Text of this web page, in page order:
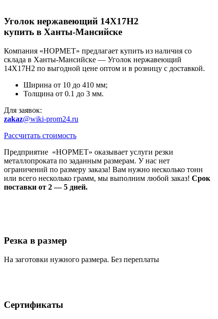
Уголок нержавеющий 14Х17Н2
купить в Ханты-Мансийске
Компания «НОРМЕТ» предлагает купить из наличия со
склада в Ханты-Мансийске — Уголок нержавеющий
14Х17Н2 по выгодной цене оптом и в розницу с доставкой.
Ширина от 10 до 410 мм;
Толщина от 0.1 до 3 мм.
Для заявок:
zakaz@wiki-prom24.ru
Рассчитать стоимость
Предприятие «НОРМЕТ» оказывает услуги резки
металлопроката по заданным размерам. У нас нет
ограничений по размеру заказа! Вам нужно несколько тонн
или всего несколько грамм, мы выполним любой заказ! Срок
поставки от 2 — 5 дней.
Резка в размер
На заготовки нужного размера. Без переплаты
Сертификаты